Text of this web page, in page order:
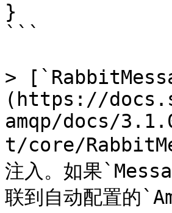
}
```
>
(https://
amqp/docs/
t/core/
注入。如果
联到自动配置的